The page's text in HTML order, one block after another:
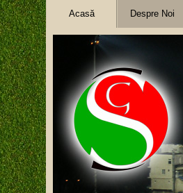
Acasă Despre Noi